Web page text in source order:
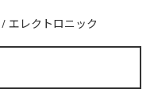
/ エレクトロニック